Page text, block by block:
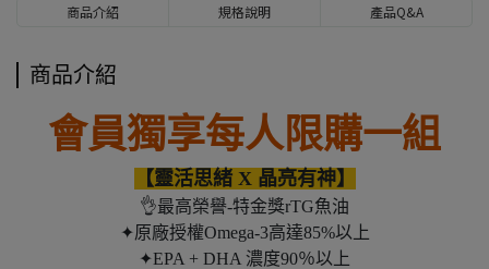
商品介紹 規格說明 產品Q&A
商品介紹
會員獨享每人限購一組
【靈活思緒 X 晶亮有神】
👌最高榮譽-特金獎rTG魚油
✦原廠授權Omega-3高達85%以上
✦EPA + DHA 濃度90％以上